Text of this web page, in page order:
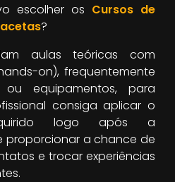
escolher os Cursos de
?
aulas teóricas com
on), frequentemente
equipamentos, para
consiga aplicar o
logo após a
proporcionar a chance de
e trocar experiências